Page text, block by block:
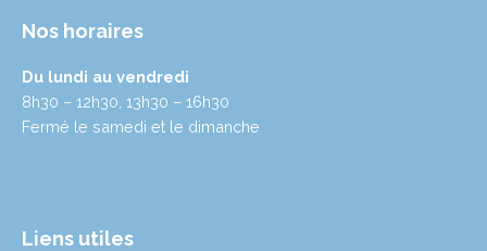
Nos horaires
Du lundi au vendredi
8h30 – 12h30, 13h30 – 16h30
Fermé le samedi et le dimanche
Liens utiles